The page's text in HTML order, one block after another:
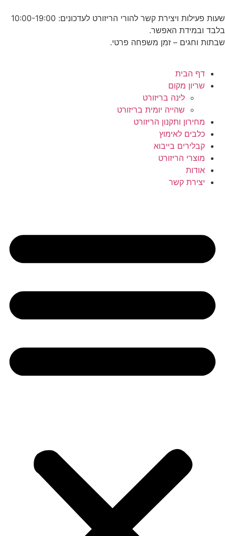
שעות פעילות ויצירת קשר להורי הריזורט לעדכונים: 10:00-19:00
בלבד ובמידת האפשר.
שבתות וחגים – זמן משפחה פרטי.
דף הבית
שריון מקום
לינה בריזורט
שהייה יומית בריזורט
מחירון ותקנון הריזורט
כלבים לאימוץ
קבלירים בייבוא
מוצרי הריזורט
אודות
יצירת קשר